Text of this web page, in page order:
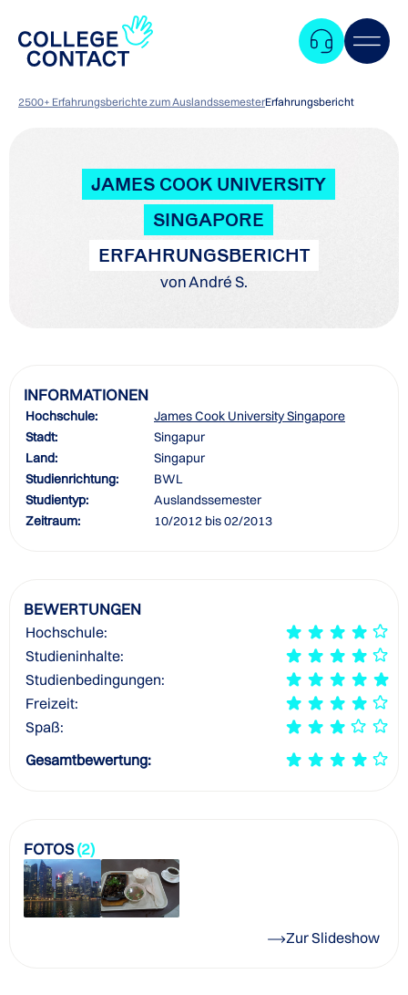
2500+ Erfahrungsberichte zum AuslandssemesterErfahrungsbericht
JAMES COOK UNIVERSITY
SINGAPORE
ERFAHRUNGSBERICHT
von André S.
INFORMATIONEN
Hochschule:
James Cook University Singapore
Stadt:
Singapur
Land:
Singapur
Studienrichtung:
BWL
Studientyp:
Auslandssemester
Zeitraum:
10/2012 bis 02/2013
BEWERTUNGEN
Hochschule:
Studieninhalte:
Studienbedingungen:
Freizeit:
Spaß:
Gesamtbewertung:
FOTOS(2)
Zur Slideshow